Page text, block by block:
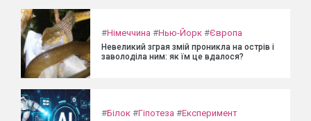
#Німеччина #Нью-Йорк #Європа
Невеликий зграя змій проникла на острів і
заволоділа ним: як їм це вдалося?
#Білок #Гіпотеза #Експеримент